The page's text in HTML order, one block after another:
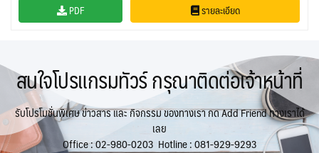
PDF รายละเอียด
สนใจโปรแกรมทัวร์ กรุณาติดต่อเจ้าหน้าที่
รับโปรโมชั่นพิเศษ ข่าวสาร และ กิจกรรม ของทางเรา กด Add Friend ทางเราได้
เลย
Office :02-980-0203 Hotline :081-929-9293